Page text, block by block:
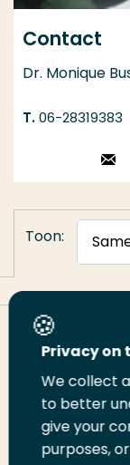
Contact
Dr. Monique
06-28319383
Toon:
Deel deze pagina
DeelDeel
op
op
Privacy on
We collect
to better
give your
purposes,